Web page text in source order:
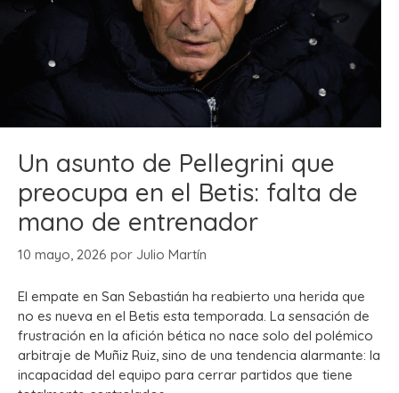
Un asunto de Pellegrini que
preocupa en el Betis: falta de
mano de entrenador
10 mayo, 2026 por Julio Martín
El empate en San Sebastián ha reabierto una herida que
no es nueva en el Betis esta temporada. La sensación de
frustración en la afición bética no nace solo del polémico
arbitraje de Muñiz Ruiz, sino de una tendencia alarmante: la
incapacidad del equipo para cerrar partidos que tiene